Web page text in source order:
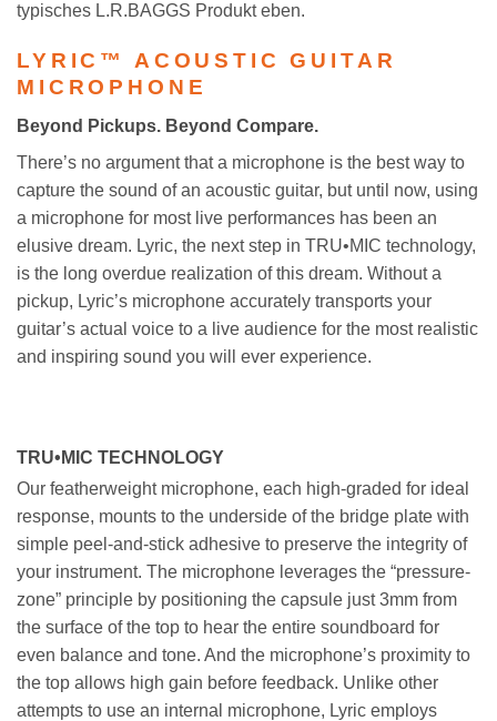
typisches L.R.BAGGS Produkt eben.
LYRIC™ ACOUSTIC GUITAR
MICROPHONE
Beyond Pickups. Beyond Compare.
There’s no argument that a microphone is the best way to
capture the sound of an acoustic guitar, but until now, using
a microphone for most live performances has been an
elusive dream. Lyric, the next step in TRU•MIC technology,
is the long overdue realization of this dream. Without a
pickup, Lyric’s microphone accurately transports your
guitar’s actual voice to a live audience for the most realistic
and inspiring sound you will ever experience.
TRU•MIC TECHNOLOGY
Our featherweight microphone, each high-graded for ideal
response, mounts to the underside of the bridge plate with
simple peel-and-stick adhesive to preserve the integrity of
your instrument. The microphone leverages the “pressure-
zone” principle by positioning the capsule just 3mm from
the surface of the top to hear the entire soundboard for
even balance and tone. And the microphone’s proximity to
the top allows high gain before feedback. Unlike other
attempts to use an internal microphone, Lyric employs